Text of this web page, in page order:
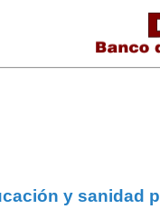
y sanidad